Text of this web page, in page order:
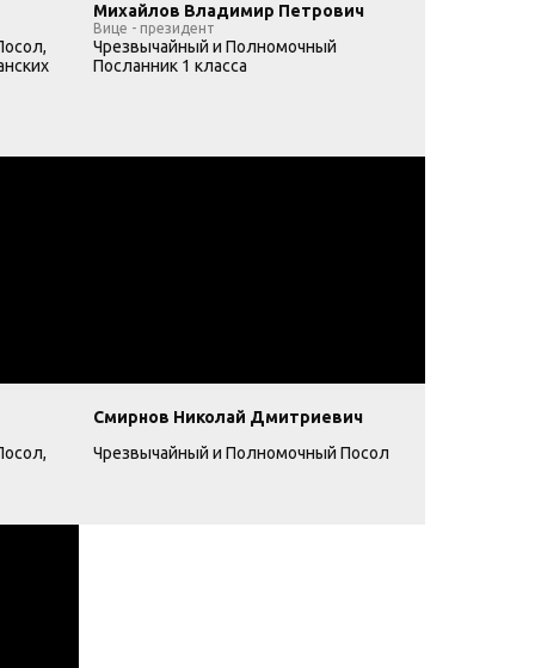
Михайлов Владимир Петрович
Вице - президент
Чрезвычайный и Полномочный
Посланник 1 класса
Смирнов Николай Дмитриевич
Чрезвычайный и Полномочный Посол